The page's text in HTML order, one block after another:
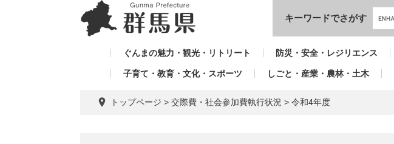
キーワードでさがす
ぐんまの魅力・観光・リトリート 防災・安全・レジリエンス
子育て・教育・文化・スポーツ しごと・産業・農林・土木
トップページ > 交際費・社会参加費執行状況 > 令和4年度